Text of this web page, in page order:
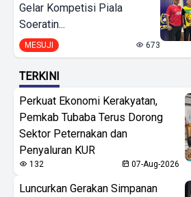
Gelar Kompetisi Piala
Soeratin...
MESUJI 673
TERKINI
Perkuat Ekonomi Kerakyatan,
Pemkab Tubaba Terus Dorong
Sektor Peternakan dan
Penyaluran KUR
132 07-Aug-2026
Luncurkan Gerakan Simpanan